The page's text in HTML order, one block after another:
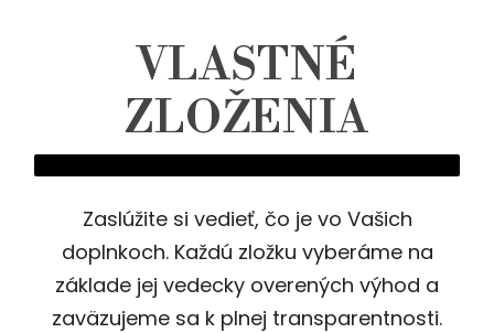
VLASTNÉ
ZLOŽENIA
Zaslúžite si vedieť, čo je vo Vašich
doplnkoch. Každú zložku vyberáme na
základe jej vedecky overených výhod a
zaväzujeme sa k plnej transparentnosti.